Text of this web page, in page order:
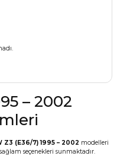
– 2002
Z3 (E36/7) 1995 – 2002 modelleri
seçenekleri sunmaktadır.